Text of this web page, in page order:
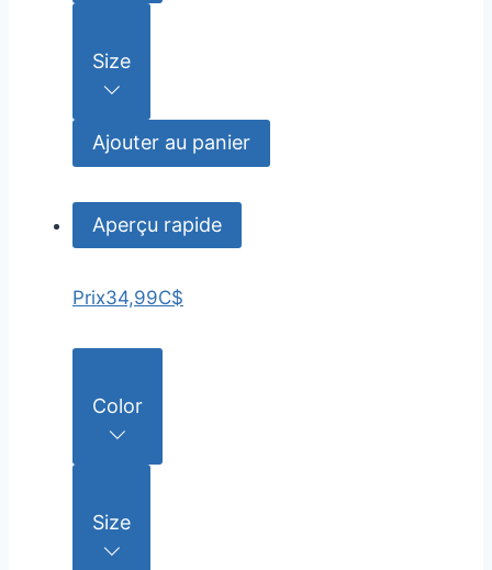
Size
Ajouter au panier
Aperçu rapide
Prix34,99C$
Color
Size